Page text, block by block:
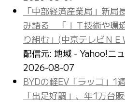
「中部経済産業局」新局
み語る 「ＩＴ技術や環
り組む」(中京テレビＮＥ
配信元: 地域 - Yahoo!ニ
2026-08-07
BYDの軽EV「ラッコ」1
「出足好調」、年1万台